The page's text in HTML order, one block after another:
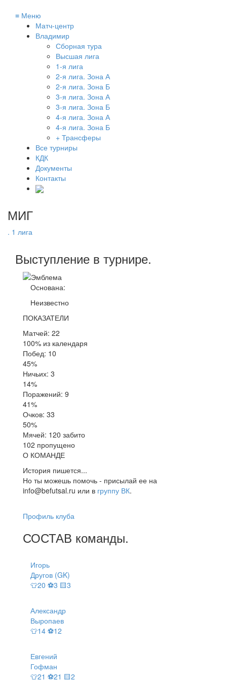
≡ Меню
Матч-центр
Владимир
Сборная тура
Высшая лига
1-я лига
2-я лига. Зона А
2-я лига. Зона Б
3-я лига. Зона А
3-я лига. Зона Б
4-я лига. Зона А
4-я лига. Зона Б
+ Трансферы
Все турниры
КДК
Документы
Контакты
МИГ
. 1 лига
Выступление в турнире.
Основана:
Неизвестно
ПОКАЗАТЕЛИ
Матчей: 22
100% из календаря
Побед: 10
45%
Ничьих: 3
14%
Поражений: 9
41%
Очков: 33
50%
Мячей: 120 забито
102 пропущено
О КОМАНДЕ
История пишется...
Но ты можешь помочь - присылай ее на
info@befutsal.ru или в группу ВК.
Профиль клуба
СОСТАВ команды.
Игорь
Другов (GK)
👕20 ⚽3 🟨3
Александр
Выропаев
👕14 ⚽12
Евгений
Гофман
👕21 ⚽21 🟨2